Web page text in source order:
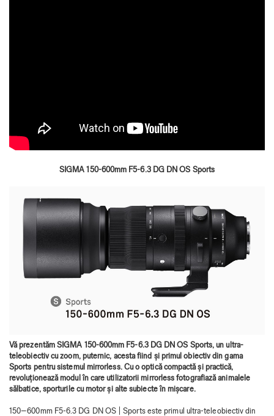
SIGMA 150-600mm F5-6.3 DG DN OS Sports
Vă prezentăm SIGMA 150-600mm F5-6.3 DG DN OS Sports, un ultra-
teleobiectiv cu zoom, puternic, acesta fiind și primul obiectiv din gama
Sports pentru sistemul mirrorless. Cu o optică compactă și practică,
revoluționează modul în care utilizatorii mirrorless fotografiază animalele
sălbatice, sporturile cu motor și alte subiecte în mișcare.
150–600mm F5-6.3 DG DN OS | Sports este primul ultra-teleobiectiv din